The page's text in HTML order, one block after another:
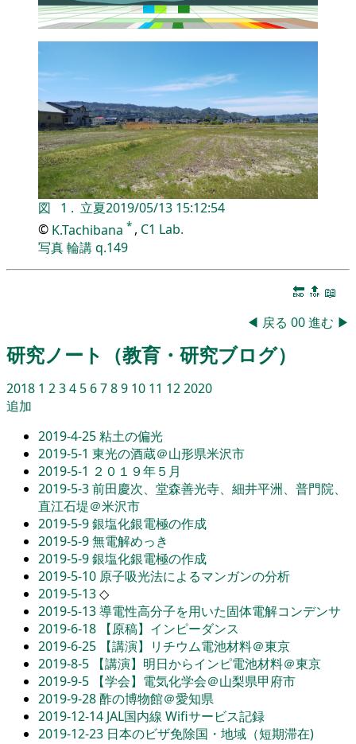
図 1 . 立夏2019/05/13 15:12:54
© K.Tachibana * , C1 Lab.
写真輪講q.149
🔚 🔝 📖
◀ 戻る 00進む ▶
研究ノート（教育・研究ブログ）
2018 1 234 5 6789 10 11 122020
追加
2019-4-25粘土の偏光
2019-5-1 東光の酒蔵＠山形県米沢市
2019-5-1 ２０１９年５月
2019-5-3前田慶次、堂森善光寺、細井平洲、普門院、
直江石堤＠米沢市
2019-5-9銀塩化銀電極の作成
2019-5-9無電解めっき
2019-5-9銀塩化銀電極の作成
2019-5-10 原子吸光法によるマンガンの分析
2019-5-13◇
2019-5-13導電性高分子を用いた固体電解コンデンサ
2019-6-18
【原稿】インピーダンス
2019-6-25
【講演】リチウム電池材料＠東京
2019-8-5
【講演】明日からインピ電池材料＠東京
2019-9-5
【学会】電気化学会＠山梨県甲府市
2019-9-28酢の博物館＠愛知県
2019-12-14 JAL国内線 Wifiサービス記録
2019-12-23 日本のビザ免除国・地域（短期滞在)